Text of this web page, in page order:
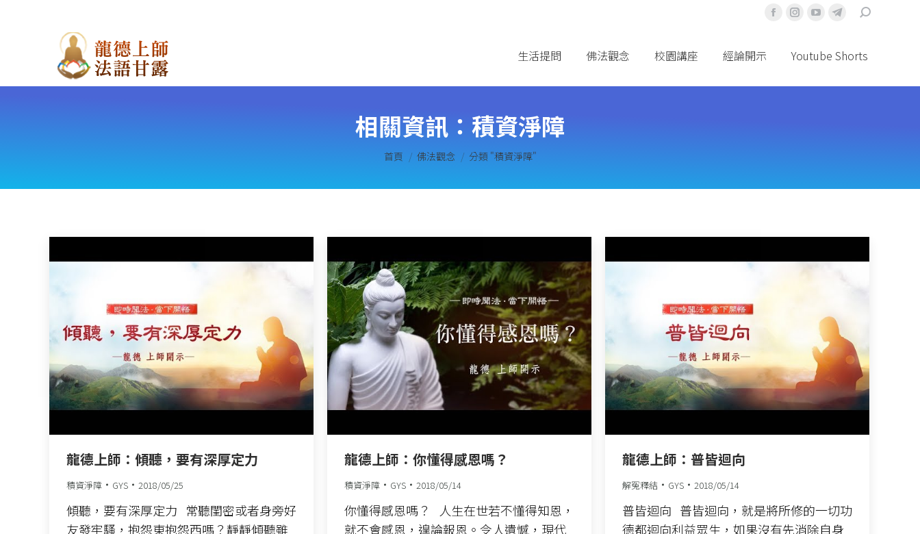
Facebook
新
Instagram
面
新
YouTube
面
新
Telegram
面
新
搜
生活提問 佛法觀念 校園講座 經論開示 Youtube Shorts
相關資訊： 積資淨障
您在這裡：
首頁 佛法觀念 分類 "積資淨障"
龍德上師：傾聽，要有深厚定力
積資淨障 GYS 2018/05/25
傾聽，要有深厚定力 常聽閨密或者身旁好
友發牢騷，抱怨東抱怨西嗎？靜靜傾聽雖
龍德上師：你懂得感恩嗎？
積資淨障 GYS 2018/05/14
你懂得感恩嗎？ 人生在世若不懂得知恩，
就不會感恩，遑論報恩。令人遺憾，現代
龍德上師：普皆迴向
解冤釋結 GYS 2018/05/14
普皆迴向 普皆迴向，就是將所修的一切功
德都迴向利益眾生，如果沒有先消除自身